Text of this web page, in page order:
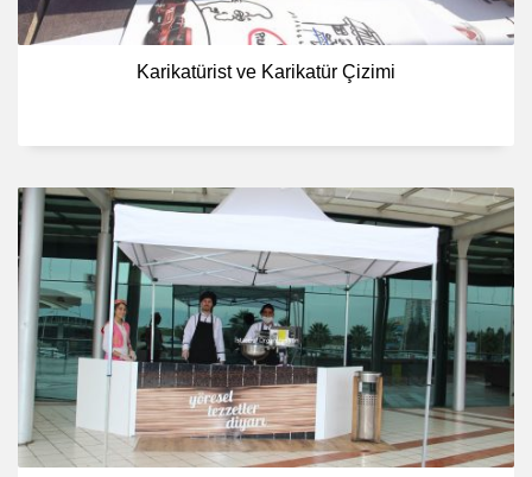
Karikatürist ve Karikatür Çizimi